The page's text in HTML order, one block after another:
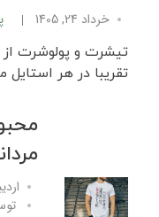
خرداد 24, 1405
تیشرت و پولوشرت
تقریبا در هر استایل
مردانه